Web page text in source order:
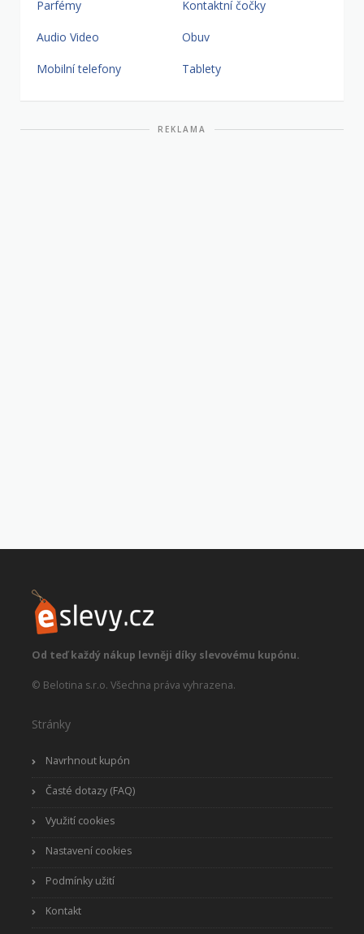
Parfémy Kontaktní čočky
Audio Video Obuv
Mobilní telefony Tablety
REKLAMA
Od teď každý nákup levněji díky slevovému kupónu.
© Belotina s.r.o. Všechna práva vyhrazena.
Stránky
Navrhnout kupón
Časté dotazy (FAQ)
Využití cookies
Nastavení cookies
Podmínky užití
Kontakt